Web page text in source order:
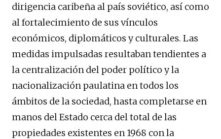
dirigencia caribeña al país soviético, así como
al fortalecimiento de sus vínculos
económicos, diplomáticos y culturales. Las
medidas impulsadas resultaban tendientes a
la centralización del poder político y la
nacionalización paulatina en todos los
ámbitos de la sociedad, hasta completarse en
manos del Estado cerca del total de las
propiedades existentes en 1968 con la